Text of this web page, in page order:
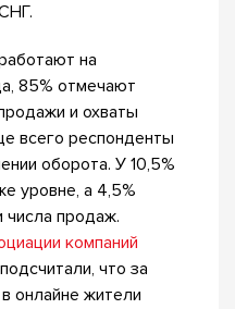
на
85% отмечают
и охваты
всего респонденты
оборота. У 10,5%
уровне, а 4,5%
числа продаж.
компаний
подсчитали, что за
онлайне жители